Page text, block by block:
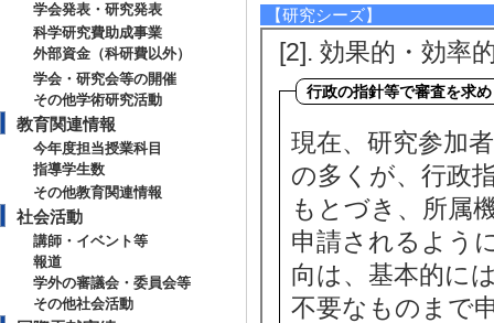
学会発表・研究発表
科学研究費助成事業
外部資金（科研費以外）
学会・研究会等の開催
その他学術研究活動
教育関連情報
今年度担当授業科目
指導学生数
その他教育関連情報
社会活動
講師・イベント等
報道
学外の審議会・委員会等
その他社会活動
【研究シーズ】
[2]. 効果的・効率
現在、研究参加
の多くが、行政
もとづき、所属
申請されるよう
向は、基本的に
不要なものまで